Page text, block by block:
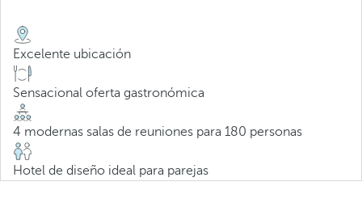
Excelente ubicación
Sensacional oferta gastronómica
4 modernas salas de reuniones para 180 personas
Hotel de diseño ideal para parejas